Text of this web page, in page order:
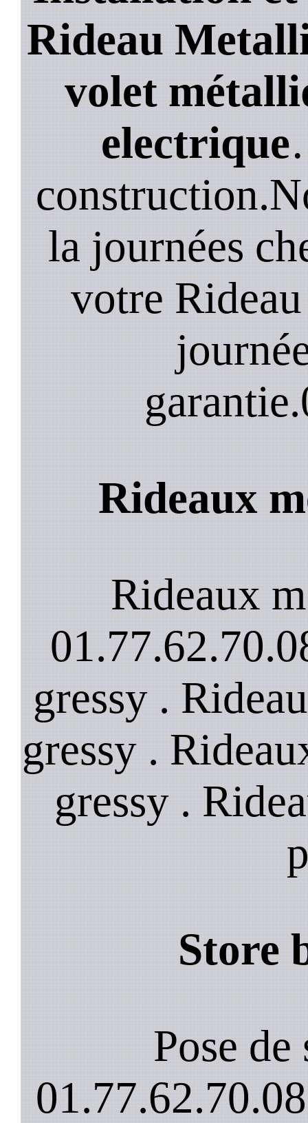
Rideau
volet
electrique
la journées
votre
garantie.
Rideaux
Rideaux
gressy .
gressy .
gressy .
Store
Pose de